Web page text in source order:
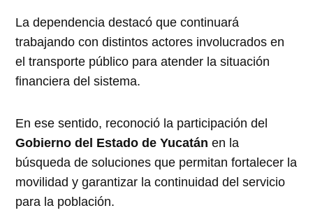
La dependencia destacó que continuará
trabajando con distintos actores involucrados en
el transporte público para atender la situación
financiera del sistema.
En ese sentido, reconoció la participación del
Gobierno del Estado de Yucatán en la
búsqueda de soluciones que permitan fortalecer la
movilidad y garantizar la continuidad del servicio
para la población.